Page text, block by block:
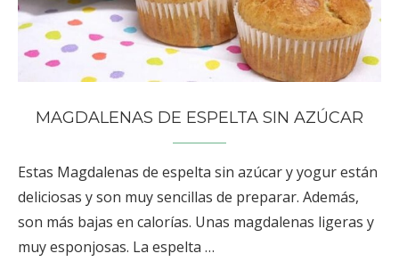
MAGDALENAS DE ESPELTA SIN AZÚCAR
Estas Magdalenas de espelta sin azúcar y yogur están
deliciosas y son muy sencillas de preparar. Además,
son más bajas en calorías. Unas magdalenas ligeras y
muy esponjosas. La espelta …